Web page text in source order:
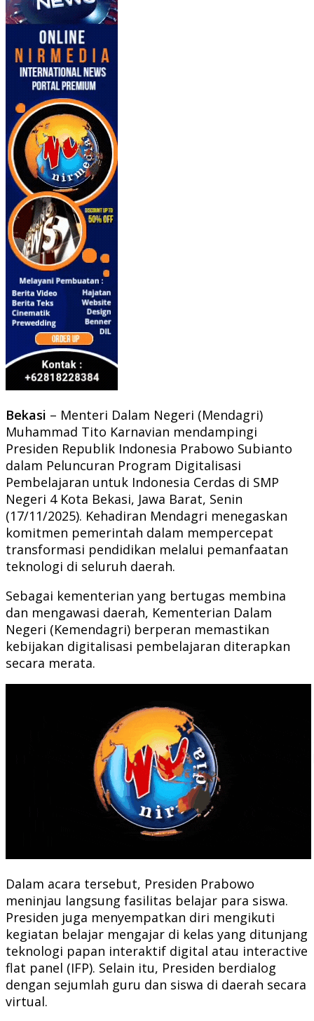
Bekasi – Menteri Dalam Negeri (Mendagri)
Muhammad Tito Karnavian mendampingi
Presiden Republik Indonesia Prabowo Subianto
dalam Peluncuran Program Digitalisasi
Pembelajaran untuk Indonesia Cerdas di SMP
Negeri 4 Kota Bekasi, Jawa Barat, Senin
(17/11/2025). Kehadiran Mendagri menegaskan
komitmen pemerintah dalam mempercepat
transformasi pendidikan melalui pemanfaatan
teknologi di seluruh daerah.
Sebagai kementerian yang bertugas membina
dan mengawasi daerah, Kementerian Dalam
Negeri (Kemendagri) berperan memastikan
kebijakan digitalisasi pembelajaran diterapkan
secara merata.
Dalam acara tersebut, Presiden Prabowo
meninjau langsung fasilitas belajar para siswa.
Presiden juga menyempatkan diri mengikuti
kegiatan belajar mengajar di kelas yang ditunjang
teknologi papan interaktif digital atau interactive
flat panel (IFP). Selain itu, Presiden berdialog
dengan sejumlah guru dan siswa di daerah secara
virtual.